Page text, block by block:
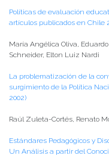
Políticas de evaluación
artículos publicados en Chile
María Angélica Oliva,
Schneider, Elton Luiz Nardi
La problematización de la
surgimiento de la Política
2002)
Raúl Zuleta-Cortés, Renato
Estándares Pedagógicos y
Un Análisis a partir del